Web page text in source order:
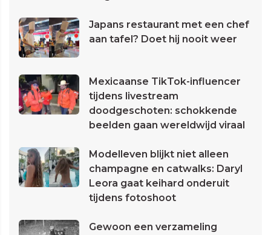
Japans restaurant met een chef
aan tafel? Doet hij nooit weer
Mexicaanse TikTok-influencer
tijdens livestream
doodgeschoten: schokkende
beelden gaan wereldwijd viraal
Modelleven blijkt niet alleen
champagne en catwalks: Daryl
Leora gaat keihard onderuit
tijdens fotoshoot
Gewoon een verzameling